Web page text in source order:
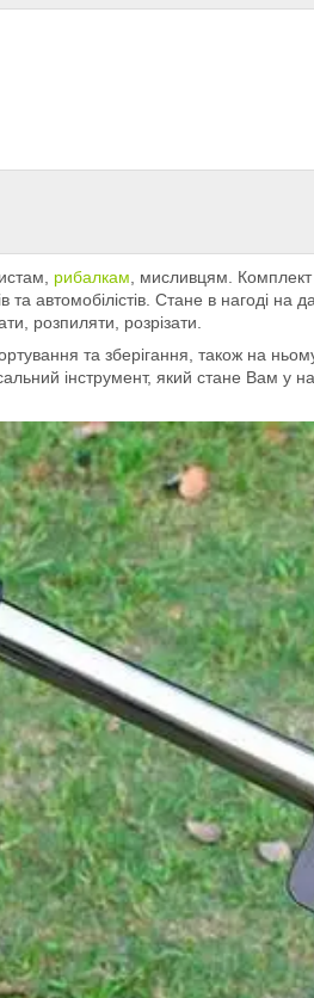
рибалкам, мисливцям. Комплект
автомобілістів. Стане в нагоді на
розпиляти, розрізати.
та зберігання, також на
інструмент, який стане Вам у